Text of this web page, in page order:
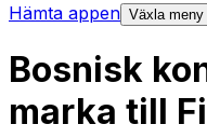
Hämta appen Växla meny
Bosnisk
marka till